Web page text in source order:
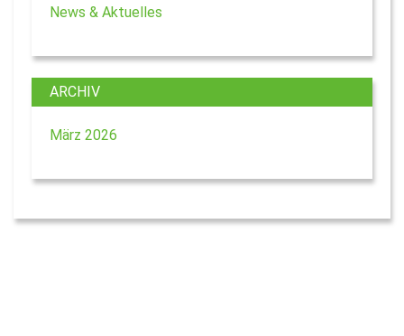
News & Aktuelles
ARCHIV
März 2026